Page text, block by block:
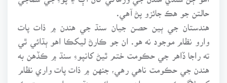
حالتن جو هڪ جائزو پڻ آهي.
هندستان جي ٻين حصن جيان سنڌ جي هندن ۾ ذات پات
وارو نظام موجود نه هو. ان جو ڪارڻ ليکڪا اهو ٻڌائي ٿي
ته راجا ڏاهر جي حڪومت ختم ٿيڻ کانپوءِ سنڌ ۾ ڪڏهن به
هندن جي حڪومت ناهي رهي، جنهن ۾ ذات پات واري نظام
کي لاڳو ڪيو وڃي. ان جي بجائي سنڌ ۾ برادرين جهڙوڪ